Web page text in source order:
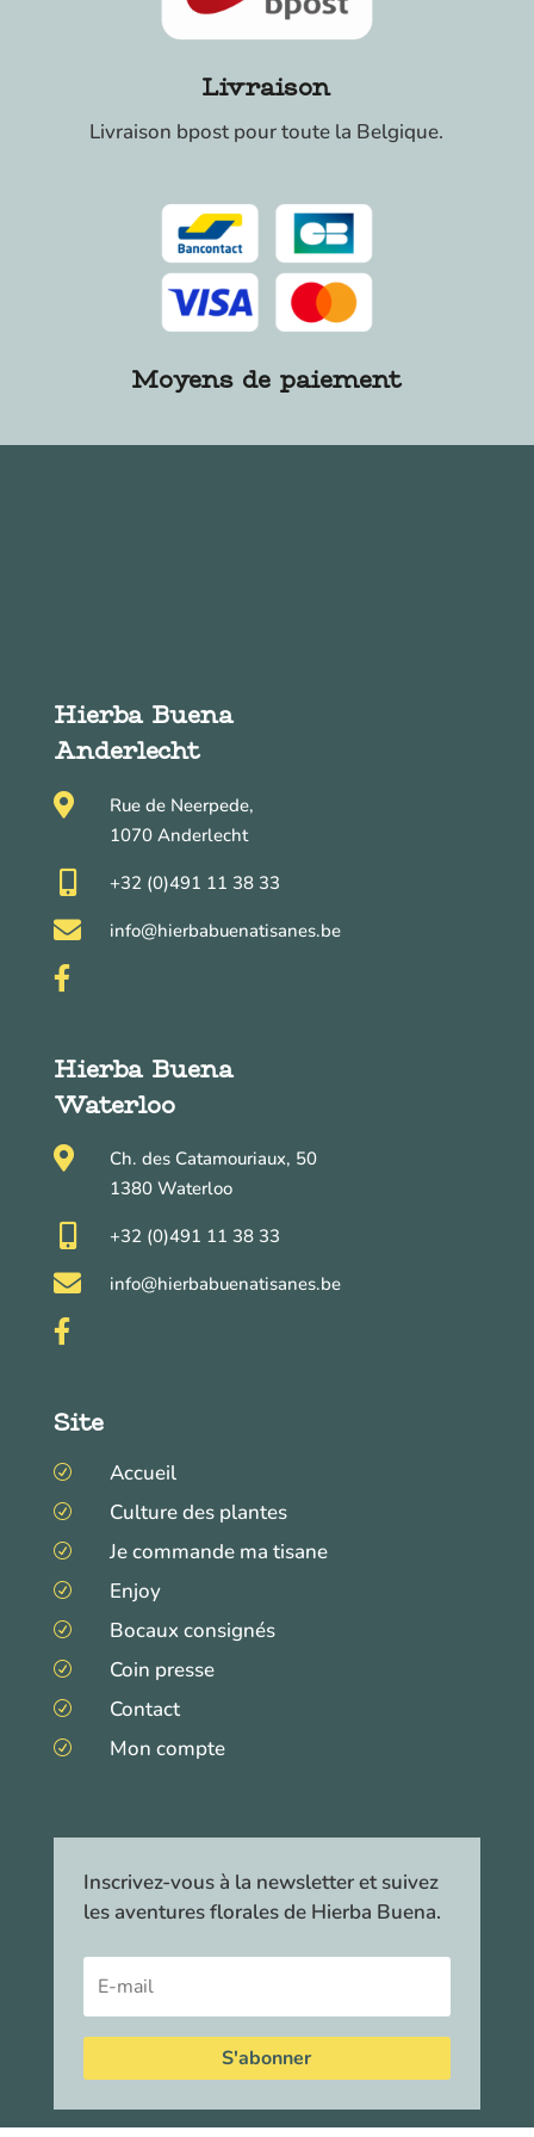
Livraison
Livraison bpost pour toute la Belgique.
Moyens de paiement
Hierba Buena
Anderlecht

Rue de Neerpede,
1070 Anderlecht
 +32 (0)491 11 38 33
 info@hierbabuenatisanes.be

Hierba Buena
Waterloo

Ch. des Catamouriaux, 50
1380 Waterloo
 +32 (0)491 11 38 33
 info@hierbabuenatisanes.be

Site
R Accueil
R Culture des plantes
R Je commande ma tisane
R Enjoy
R Bocaux consignés
R Coin presse
R Contact
R Mon compte
Inscrivez-vous à la newsletter et suivez
les aventures florales de Hierba Buena.
S'abonner